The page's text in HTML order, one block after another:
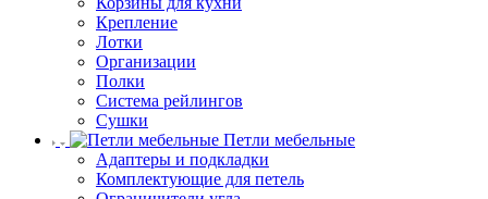
Крепление
Лотки
Организации
Полки
Система рейлингов
Сушки
Петли мебельные
Адаптеры и подкладки
Комплектующие для петель